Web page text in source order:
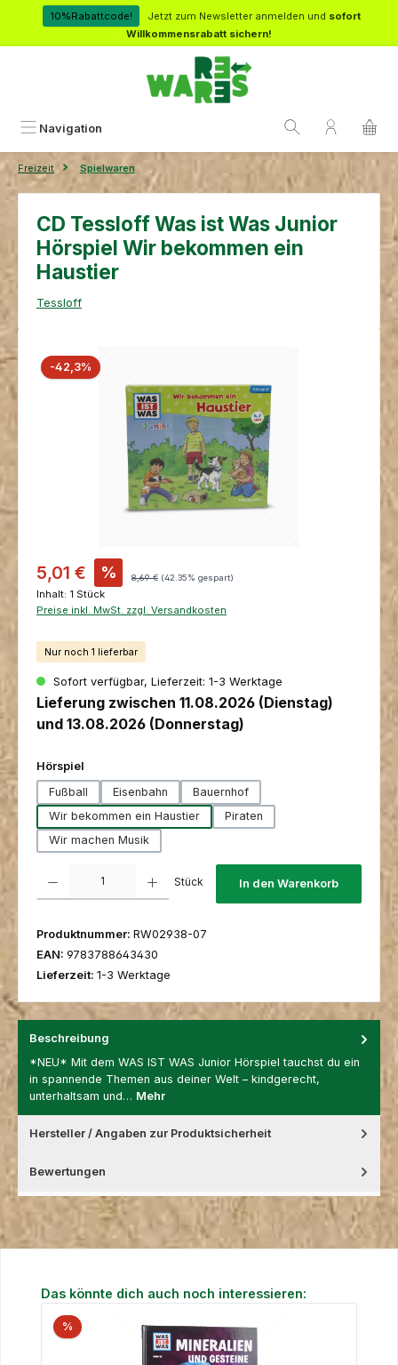
Zum Hauptinhalt springen
10%Rabattcode! Jetzt zum Newsletter anmelden und sofort
Willkommensrabatt sichern!
Navigation
Freizeit Spielwaren
CD Tessloff Was ist Was Junior
Hörspiel Wir bekommen ein
Haustier
Tessloff
Bildergalerie überspringen
-42,3% Rabatt
Verkaufspreis:
5,01 € % Regulärer Preis:
8,69 € (42.35% gespart)
Inhalt: 1 Stück
Preise inkl. MwSt. zzgl. Versandkosten
Nur noch 1 lieferbar
Sofort verfügbar, Lieferzeit: 1-3 Werktage
Lieferung zwischen 11.08.2026 (Dienstag)
und 13.08.2026 (Donnerstag)
Hörspiel
Fußball
Eisenbahn
Bauernhof
Wir bekommen ein Haustier
Piraten
Wir machen Musik
Produkt Anzahl: Gib den gewünschten Wert ein oder benutze die
Stück In den Warenkorb
Produktnummer: RW02938-07
EAN: 9783788643430
Lieferzeit: 1-3 Werktage
Beschreibung
*NEU* Mit dem WAS IST WAS Junior Hörspiel tauchst du ein
in spannende Themen aus deiner Welt – kindgerecht,
unterhaltsam und… Mehr
Hersteller / Angaben zur Produktsicherheit
Bewertungen
Produktgalerie überspringen
Das könnte dich auch noch interessieren:
%